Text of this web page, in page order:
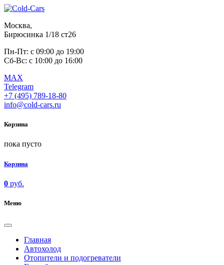
Москва,
Бирюсинка 1/18 ст26 ​
Пн-Пт: с 09:00 до 19:00
Сб-Вс: с 10:00 до 16:00
MAX
Telegram
+7 (495) 789-18-80
info@cold-cars.ru
Корзина
пока пусто
Корзина
0 руб.
Меню
Главная
Автохолод
Отопители и подогреватели